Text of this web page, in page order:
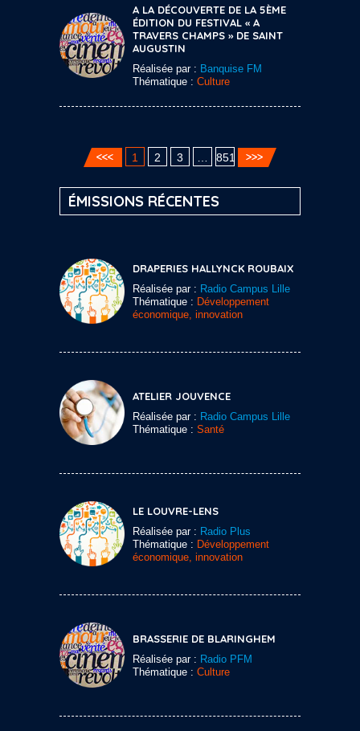
A LA DÉCOUVERTE DE LA 5ÈME
ÉDITION DU FESTIVAL « A
TRAVERS CHAMPS » DE SAINT
AUGUSTIN
Réalisée par : Banquise FM
Thématique : Culture
1 2 3 851
ÉMISSIONS RÉCENTES
DRAPERIES HALLYNCK ROUBAIX
Réalisée par : Radio Campus Lille
Thématique : Développement
économique, innovation
ATELIER JOUVENCE
Réalisée par : Radio Campus Lille
Thématique : Santé
LE LOUVRE-LENS
Réalisée par : Radio Plus
Thématique : Développement
économique, innovation
BRASSERIE DE BLARINGHEM
Réalisée par : Radio PFM
Thématique : Culture